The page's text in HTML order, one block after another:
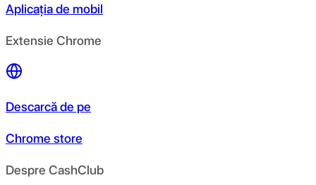
Aplicația de mobil
Extensie Chrome
Descarcă de pe
Chrome store
Despre CashClub